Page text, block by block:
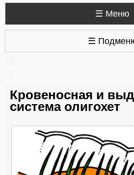
☰ Меню
☰
Кровеносная и
система олигохет